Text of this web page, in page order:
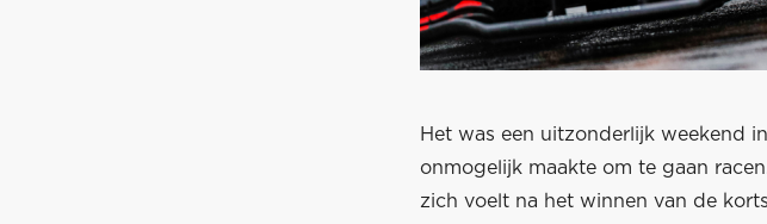
Het was een uitzonderlijk weekend
onmogelijk maakte om te gaan
zich voelt na het winnen van de